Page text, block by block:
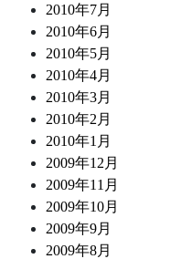
2010年7月
2010年6月
2010年5月
2010年4月
2010年3月
2010年2月
2010年1月
2009年12月
2009年11月
2009年10月
2009年9月
2009年8月